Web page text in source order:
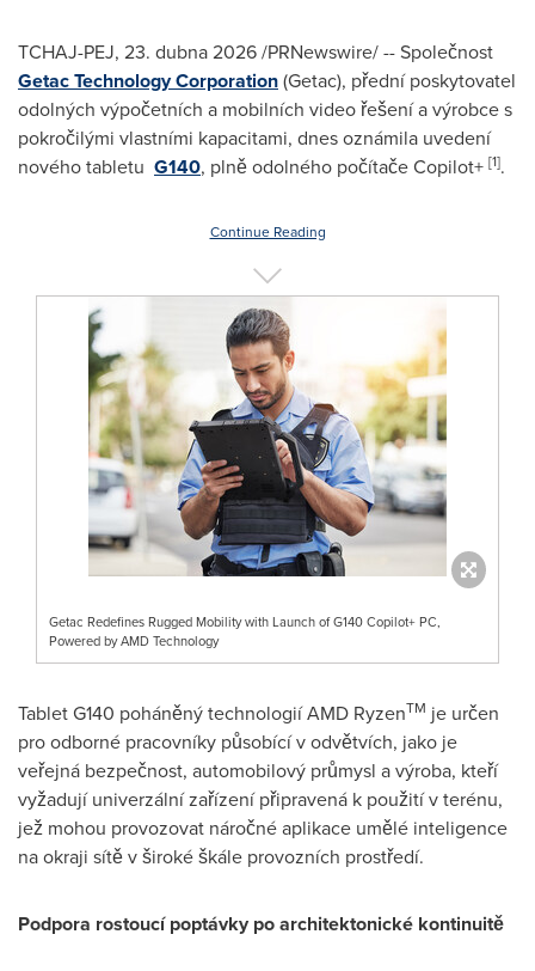
TCHAJ-PEJ, 23. dubna 2026/PRNewswire/ -- Společnost
Getac Technology Corporation(Getac), přední poskytovatel
odolných výpočetních a mobilních video řešení a výrobce s
pokročilými vlastními kapacitami, dnes oznámila uvedení
nového tabletu G140, plně odolného počítače Copilot+ [1].
Continue Reading
Getac Redefines Rugged Mobility with Launch of G140 Copilot+ PC,
Powered by AMD Technology
Tablet G140 poháněný technologií AMD RyzenTM je určen
pro odborné pracovníky působící v odvětvích, jako je
veřejná bezpečnost, automobilový průmysl a výroba, kteří
vyžadují univerzální zařízení připravená k použití v terénu,
jež mohou provozovat náročné aplikace umělé inteligence
na okraji sítě v široké škále provozních prostředí.
Podpora rostoucí poptávky po architektonické kontinuitě